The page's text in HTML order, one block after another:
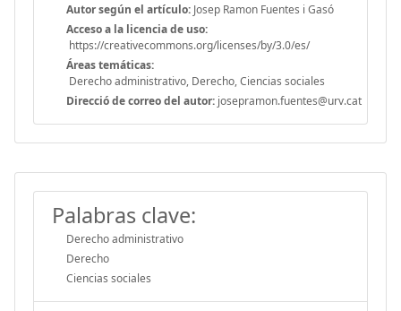
Autor según el artículo: Josep Ramon Fuentes i Gasó
Acceso a la licencia de uso:
https://creativecommons.org/licenses/by/3.0/es/
Áreas temáticas:
Derecho administrativo, Derecho, Ciencias sociales
Direcció de correo del autor: josepramon.fuentes@urv.cat
Palabras clave:
Derecho administrativo
Derecho
Ciencias sociales